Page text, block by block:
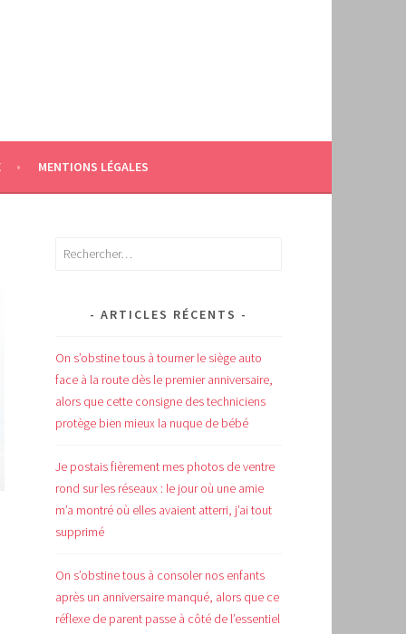
MENTIONS LÉGALES
Rechercher :
ARTICLES RÉCENTS
On s’obstine tous à tourner le siège auto
face à la route dès le premier anniversaire,
alors que cette consigne des techniciens
protège bien mieux la nuque de bébé
Je postais fièrement mes photos de ventre
rond sur les réseaux : le jour où une amie
m’a montré où elles avaient atterri, j’ai tout
supprimé
On s’obstine tous à consoler nos enfants
après un anniversaire manqué, alors que ce
réflexe de parent passe à côté de l’essentiel